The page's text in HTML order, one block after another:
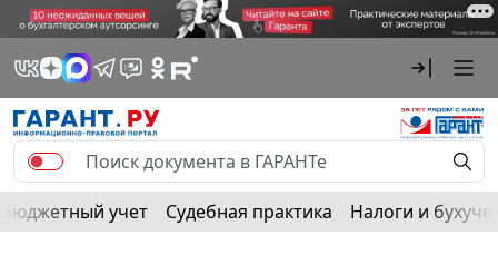
Бюджетный учет Судебная практика Налоги и